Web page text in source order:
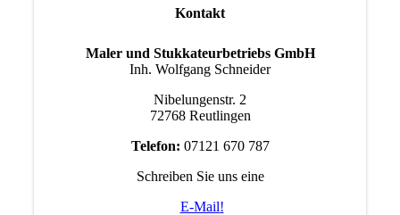
Kontakt
Maler und Stukkateurbetriebs GmbH
Inh. Wolfgang Schneider
Nibelungenstr. 2
72768 Reutlingen
Telefon: 07121 670 787
Schreiben Sie uns eine
E-Mail!